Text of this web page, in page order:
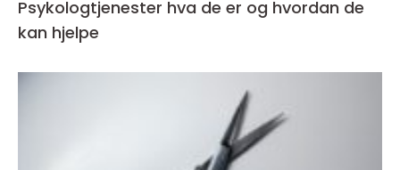
Psykologtjenester hva de er og hvordan de
kan hjelpe